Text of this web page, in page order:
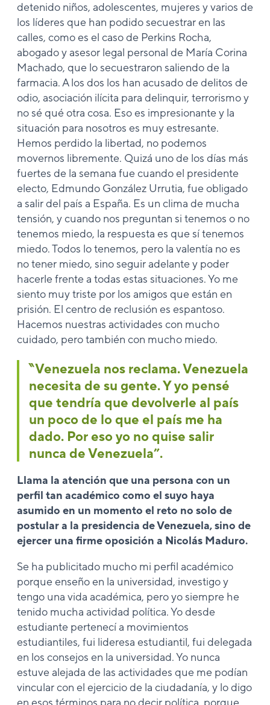
detenido niños, adolescentes, mujeres y varios de
los líderes que han podido secuestrar en las
calles, como es el caso de Perkins Rocha,
abogado y asesor legal personal de María Corina
Machado, que lo secuestraron saliendo de la
farmacia. A los dos los han acusado de delitos de
odio, asociación ilícita para delinquir, terrorismo y
no sé qué otra cosa. Eso es impresionante y la
situación para nosotros es muy estresante.
Hemos perdido la libertad, no podemos
movernos libremente. Quizá uno de los días más
fuertes de la semana fue cuando el presidente
electo, Edmundo González Urrutia, fue obligado
a salir del país a España. Es un clima de mucha
tensión, y cuando nos preguntan si tenemos o no
tenemos miedo, la respuesta es que sí tenemos
miedo. Todos lo tenemos, pero la valentía no es
no tener miedo, sino seguir adelante y poder
hacerle frente a todas estas situaciones. Yo me
siento muy triste por los amigos que están en
prisión. El centro de reclusión es espantoso.
Hacemos nuestras actividades con mucho
cuidado, pero también con mucho miedo.
‶Venezuela nos reclama. Venezuela
necesita de su gente. Y yo pensé
que tendría que devolverle al país
un poco de lo que el país me ha
dado. Por eso yo no quise salir
nunca de Venezuela”.
Llama la atención que una persona con un
perfil tan académico como el suyo haya
asumido en un momento el reto no solo de
postular a la presidencia de Venezuela, sino de
ejercer una firme oposición a Nicolás Maduro.
Se ha publicitado mucho mi perfil académico
porque enseño en la universidad, investigo y
tengo una vida académica, pero yo siempre he
tenido mucha actividad política. Yo desde
estudiante pertenecí a movimientos
estudiantiles, fui lideresa estudiantil, fui delegada
en los consejos en la universidad. Yo nunca
estuve alejada de las actividades que me podían
vincular con el ejercicio de la ciudadanía, y lo digo
en esos términos para no decir política, porque